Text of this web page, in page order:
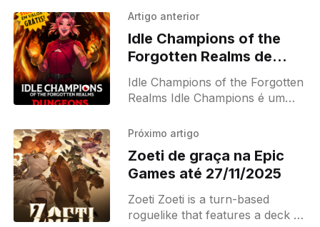
Artigo anterior
Idle Champions of the
Forgotten Realms de
graça na Epic Games até
13/11/2025
Idle Champions of the Forgotten
Realms Idle Champions é um
com licença de Dungeons &
icônicos de
Próximo artigo
Zoeti de graça na Epic
Games até 27/11/2025
Zoeti Zoeti is a turn-based
roguelike that features a deck of